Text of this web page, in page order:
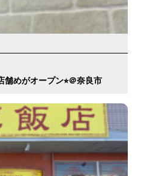
舗めがオープン⭐︎＠奈良市